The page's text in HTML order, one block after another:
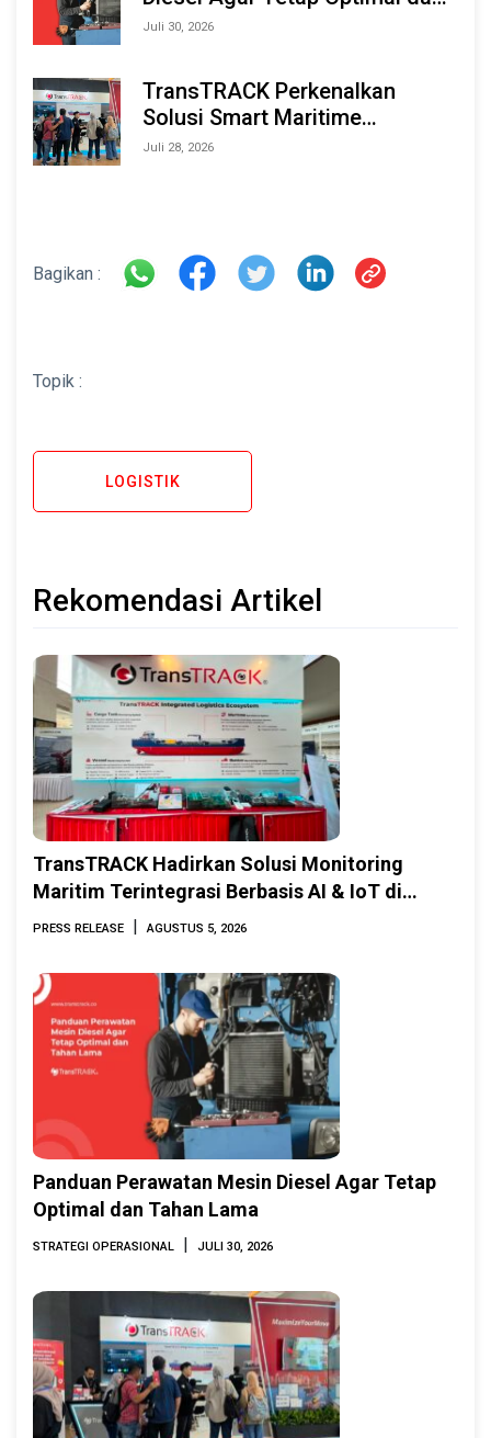
Tahan Lama
Juli 30, 2026
TransTRACK Perkenalkan
Solusi Smart Maritime
Monitoring Berbasis AI dan IoT
Juli 28, 2026
Bagikan :
Topik :
LOGISTIK
Rekomendasi Artikel
TransTRACK Hadirkan Solusi Monitoring
Maritim Terintegrasi Berbasis AI & IoT di
Indonesia Marine & Offshore Expo (IMOX)
PRESS RELEASE | AGUSTUS 5, 2026
Panduan Perawatan Mesin Diesel Agar Tetap
Optimal dan Tahan Lama
STRATEGI OPERASIONAL | JULI 30, 2026